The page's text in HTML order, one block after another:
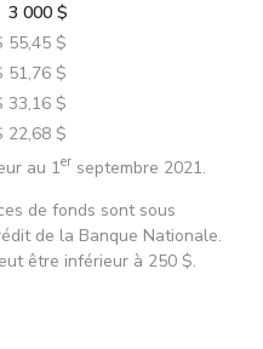
3 000 $
55,45 $
51,76 $
33,16 $
22,68 $
au 1er septembre 2021.
de fonds sont sous
de la Banque Nationale.
être inférieur à 250 $.